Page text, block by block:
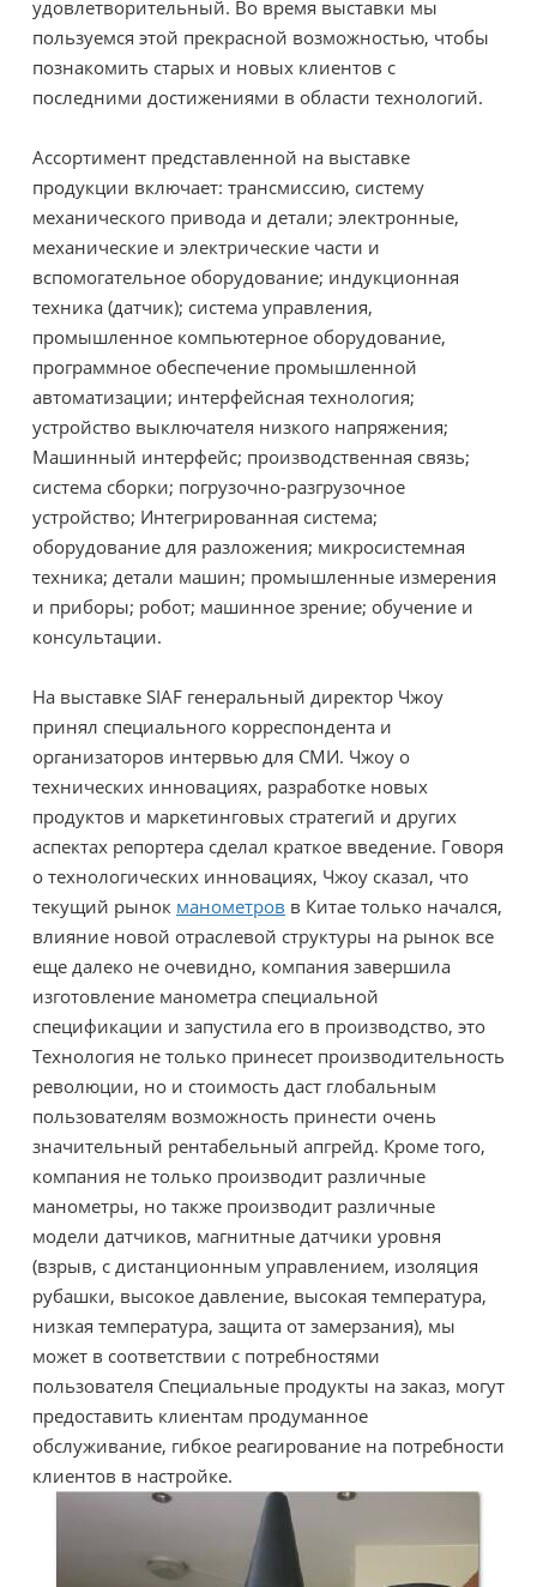
удовлетворительный. Во время выставки мы
пользуемся этой прекрасной возможностью, чтобы
познакомить старых и новых клиентов с
последними достижениями в области технологий.
Ассортимент представленной на выставке
продукции включает: трансмиссию, систему
механического привода и детали; электронные,
механические и электрические части и
вспомогательное оборудование; индукционная
техника (датчик); система управления,
промышленное компьютерное оборудование,
программное обеспечение промышленной
автоматизации; интерфейсная технология;
устройство выключателя низкого напряжения;
Машинный интерфейс; производственная связь;
система сборки; погрузочно-разгрузочное
устройство; Интегрированная система;
оборудование для разложения; микросистемная
техника; детали машин; промышленные измерения
и приборы; робот; машинное зрение; обучение и
консультации.
На выставке SIAF генеральный директор Чжоу
принял специального корреспондента и
организаторов интервью для СМИ. Чжоу о
технических инновациях, разработке новых
продуктов и маркетинговых стратегий и других
аспектах репортера сделал краткое введение. Говоря
о технологических инновациях, Чжоу сказал, что
текущий рынок манометров в Китае только начался,
влияние новой отраслевой структуры на рынок все
еще далеко не очевидно, компания завершила
изготовление манометра специальной
спецификации и запустила его в производство, это
Технология не только принесет производительность
революции, но и стоимость даст глобальным
пользователям возможность принести очень
значительный рентабельный апгрейд. Кроме того,
компания не только производит различные
манометры, но также производит различные
модели датчиков, магнитные датчики уровня
(взрыв, с дистанционным управлением, изоляция
рубашки, высокое давление, высокая температура,
низкая температура, защита от замерзания), мы
может в соответствии с потребностями
пользователя Специальные продукты на заказ, могут
предоставить клиентам продуманное
обслуживание, гибкое реагирование на потребности
клиентов в настройке.